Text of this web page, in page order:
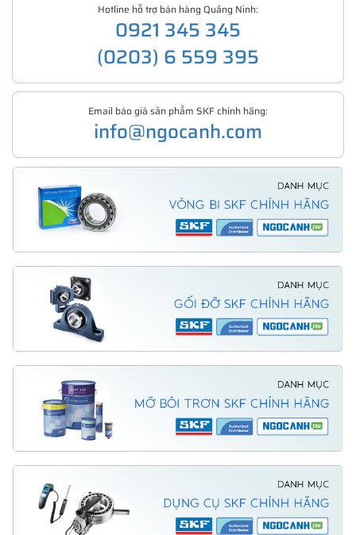
Hotline hỗ trợ bán hàng Quảng Ninh:
0921 345 345
(0203) 6 559 395
Email báo giá sản phẩm SKF chính hãng:
info@ngocanh.com